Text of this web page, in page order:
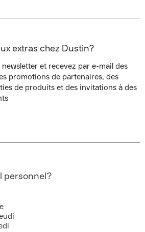
extras chez Dustin?
et recevez par e-mail des
promotions de partenaires, des
de produits et des invitations à des
personnel?